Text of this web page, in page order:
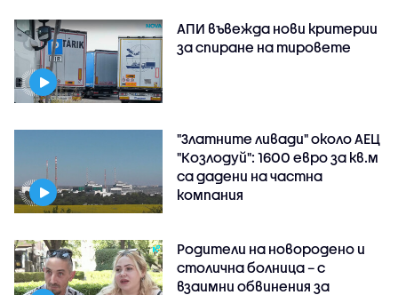
АПИ въвежда нови критерии
за спиране на тировете
"Златните ливади" около АЕЦ
"Козлодуй": 1600 евро за кв.м
са дадени на частна
компания
Родители на новородено и
столична болница – с
взаимни обвинения за